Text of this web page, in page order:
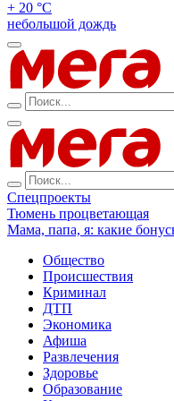
+ 20 °С
небольшой дождь
Спецпроекты
Тюмень процветающая
Мама, папа, я: какие
Общество
Происшествия
Криминал
ДТП
Экономика
Афиша
Развлечения
Здоровье
Образование